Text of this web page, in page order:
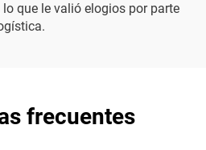
que le valió elogios por parte
frecuentes